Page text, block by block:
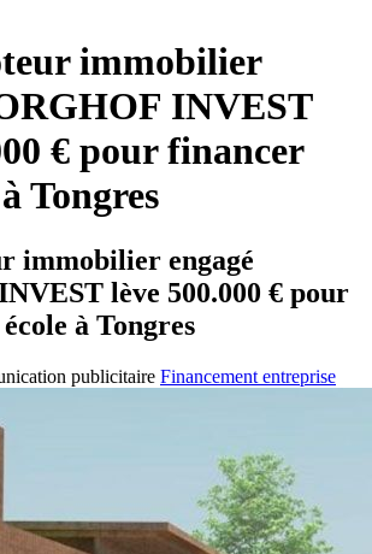
immobilier
INVEST
€ pour financer
Tongres
immobilier engagé
lève 500.000 € pour
à Tongres
publicitaire Financement entreprise